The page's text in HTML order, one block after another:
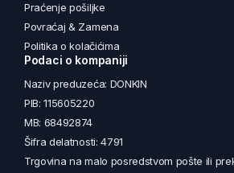
Praćenje pošiljke
Povraćaj & Zamena
Politika o kolačićima
Podaci o kompaniji
Naziv preduzeća: DONKIN
PIB: 115605220
MB: 68492874
Šifra delatnosti: 4791
Trgovina na malo posredstvom pošte ili